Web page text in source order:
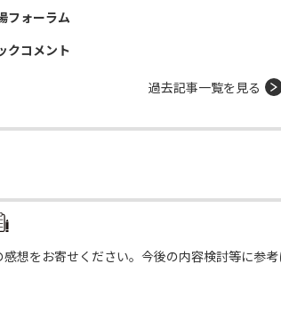
フォーラム
クコメント
過去記事一覧を見る
想をお寄せください。今後の内容検討等に参考